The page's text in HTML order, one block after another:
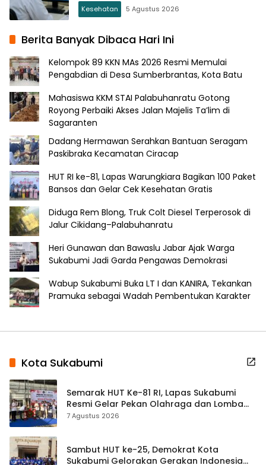
Kesehatan 5 Agustus 2026
Berita Banyak Dibaca Hari Ini
Kelompok 89 KKN MAs 2026 Resmi Memulai
Pengabdian di Desa Sumberbrantas, Kota Batu
Mahasiswa KKM STAI Palabuhanratu Gotong
Royong Perbaiki Akses Jalan Majelis Ta’lim di
Sagaranten
Dadang Hermawan Serahkan Bantuan Seragam
Paskibraka Kecamatan Ciracap
HUT RI ke-81, Lapas Warungkiara Bagikan 100 Paket
Bansos dan Gelar Cek Kesehatan Gratis
Diduga Rem Blong, Truk Colt Diesel Terperosok di
Jalur Cikidang–Palabuhanratu
Heri Gunawan dan Bawaslu Jabar Ajak Warga
Sukabumi Jadi Garda Pengawas Demokrasi
Wabup Sukabumi Buka LT I dan KANIRA, Tekankan
Pramuka sebagai Wadah Pembentukan Karakter
Kota Sukabumi
Semarak HUT Ke-81 RI, Lapas Sukabumi
Resmi Gelar Pekan Olahraga dan Lomba
Tradisional
7 Agustus 2026
Sambut HUT ke-25, Demokrat Kota
Sukabumi Gelorakan Gerakan Indonesia